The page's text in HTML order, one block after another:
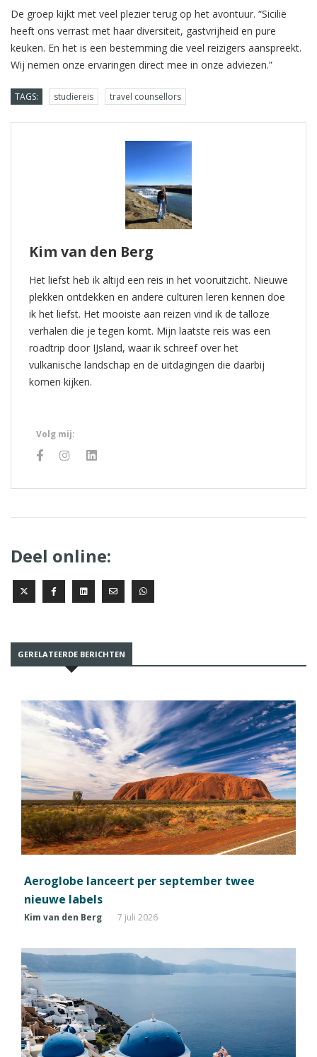
De groep kijkt met veel plezier terug op het avontuur. “Sicilië
heeft ons verrast met haar diversiteit, gastvrijheid en pure
keuken. En het is een bestemming die veel reizigers aanspreekt.
Wij nemen onze ervaringen direct mee in onze adviezen.”
TAGS: studiereis travel counsellors
Kim van den Berg
Het liefst heb ik altijd een reis in het vooruitzicht. Nieuwe
plekken ontdekken en andere culturen leren kennen doe
ik het liefst. Het mooiste aan reizen vind ik de talloze
verhalen die je tegen komt. Mijn laatste reis was een
roadtrip door IJsland, waar ik schreef over het
vulkanische landschap en de uitdagingen die daarbij
komen kijken.
Volg mij:
Deel online:
GERELATEERDE BERICHTEN
Aeroglobe lanceert per september twee
nieuwe labels
Kim van den Berg 7 juli 2026